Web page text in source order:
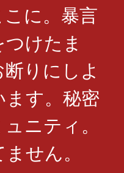
に。暴言
けたま
りにしよ
ます。秘密
ニティ。
せん。